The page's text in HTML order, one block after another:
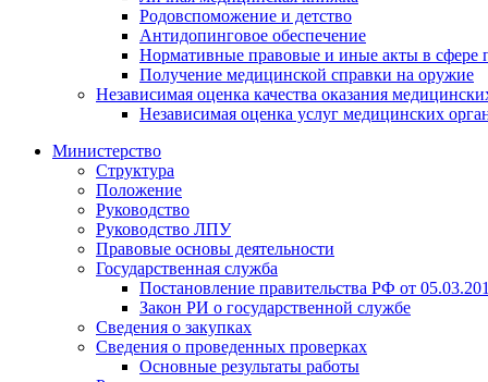
Родовспоможение и детство
Антидопинговое обеспечение
Нормативные правовые и иные акты в сфере
Получение медицинской справки на оружие
Независимая оценка качества оказания
Независимая оценка услуг медицинскиx
Министерство
Структура
Положение
Руководство
Руководство ЛПУ
Правовые основы деятельности
Государственная служба
Постановление правительства РФ от
Закон РИ о государственной службе
Сведения о закупках
Сведения о проведенных проверках
Основные результаты работы